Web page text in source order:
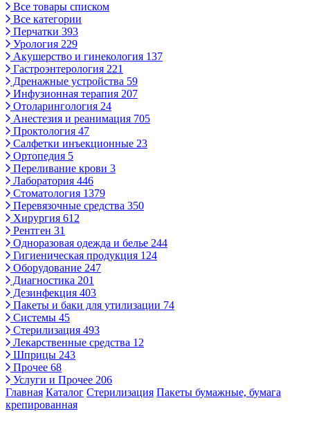
Все товары списком
Все категории
Перчатки 393
Урология 229
Акушерство и гинекология 137
Гастроэнтерология 221
Дренажные устройства 59
Инфузионная терапия 207
Отоларингология 24
Анестезия и реанимация 705
Проктология 47
Салфетки инъекционные 23
Ортопедия 5
Переливание крови 3
Лаборатория 446
Стоматология 1379
Перевязочные средства 350
Хирургия 612
Рентген 31
Одноразовая одежда и белье 244
Гигиеническая продукция 124
Оборудование 247
Диагностика 201
Дезинфекция 403
Пакеты и баки для утилизации 74
Системы 45
Стерилизация 493
Лекарственные средства 12
Шприцы 243
Прочее 68
Услуги и Прочее 206
Главная Каталог Стерилизация Пакеты бумажные, бумага
крепированная